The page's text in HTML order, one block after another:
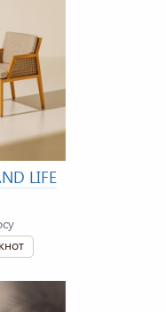
LIFE